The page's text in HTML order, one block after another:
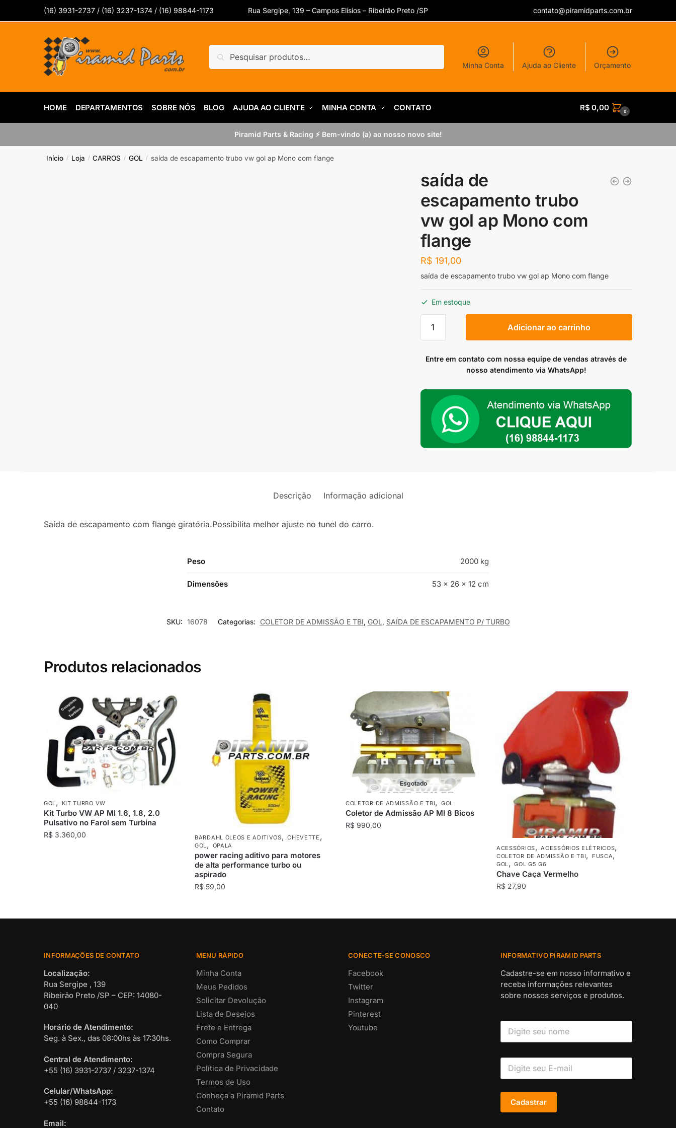
(16) 3931-2737 / (16) 3237-1374 / (16) 98844-1173 Rua Sergipe, 139 – Campos Elísios – Ribeirão Preto /SP contato@piramidparts.com.br
por:
Pesquisar
Minha Conta Ajuda ao Cliente Orçamento
HOME DEPARTAMENTOS SOBRE NÓS BLOG AJUDA AO CLIENTE MINHA CONTA CONTATO R$ 0,00 0
Piramid Parts & Racing ⚡ Bem-vindo (a) ao nosso novo site!
Início / Loja / CARROS / GOL / saída de escapamento trubo vw gol ap Mono com flange
saída de
escapamento trubo
vw gol ap Mono com
flange
R$ 191,00
saída de escapamento trubo vw gol ap Mono com flange
Em estoque
trubo
ap
Mono
com
flange
quantidade
Adicionar ao carrinho
Entre em contato com nossa equipe de vendas através de
nosso atendimento via WhatsApp!
Descrição Informação adicional
Saída de escapamento com flange giratória.Possibilita melhor ajuste no tunel do carro.
Peso 2000 kg
Dimensões 53 × 26 × 12 cm
SKU: 16078 Categorias: COLETOR DE ADMISSÃO E TBI, GOL, SAÍDA DE ESCAPAMENTO P/ TURBO
Produtos relacionados
GOL, KIT TURBO VW
Kit Turbo VW AP MI 1.6, 1.8, 2.0
Pulsativo no Farol sem Turbina
R$ 3.360,00 BARDAHL OLEOS E ADITIVOS,CHEVETTE ,
GOL, OPALA
power racing aditivo para motores
de alta performance turbo ou
aspirado
R$ 59,00
Esgotado
COLETOR DE ADMISSÃO E TBI, GOL
Coletor de Admissão AP MI 8 Bicos
R$990,00
ACESSÓRIOS,ACESSÓRIOS ELÉTRICOS,
COLETOR DE ADMISSÃO E TBI, FUSCA,
GOL ,GOL G5 G6
Chave Caça Vermelho
R$27,90
INFORMAÇÕES DE CONTATO
Localização:
Rua Sergipe , 139
Ribeirão Preto /SP – CEP: 14080-
040
Horário de Atendimento:
Seg. à Sex., das 08:00hs às 17:30hs.
Central de Atendimento:
+55 (16) 3931-2737 / 3237-1374
Celular/WhatsApp:
+55 (16) 98844-1173
Email:
MENU RÁPIDO
Minha Conta
Meus Pedidos
Solicitar Devolução
Lista de Desejos
Frete e Entrega
Como Comprar
Compra Segura
Política de Privacidade
Termos de Uso
Conheça a Piramid Parts
Contato
CONECTE-SE CONOSCO
Facebook
Twitter
Instagram
Pinterest
Youtube
INFORMATIVO PIRAMID PARTS
Cadastre-se em nosso informativo e
receba informações relevantes
sobre nossos serviços e produtos.
Cadastrar